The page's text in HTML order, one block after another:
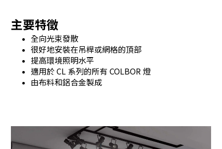
主要特徵
全向光束發散
很好地安裝在吊桿或網格的頂部
提高環境照明水平
適用於 CL 系列的所有 COLBOR 燈
由布料和鋁合金製成